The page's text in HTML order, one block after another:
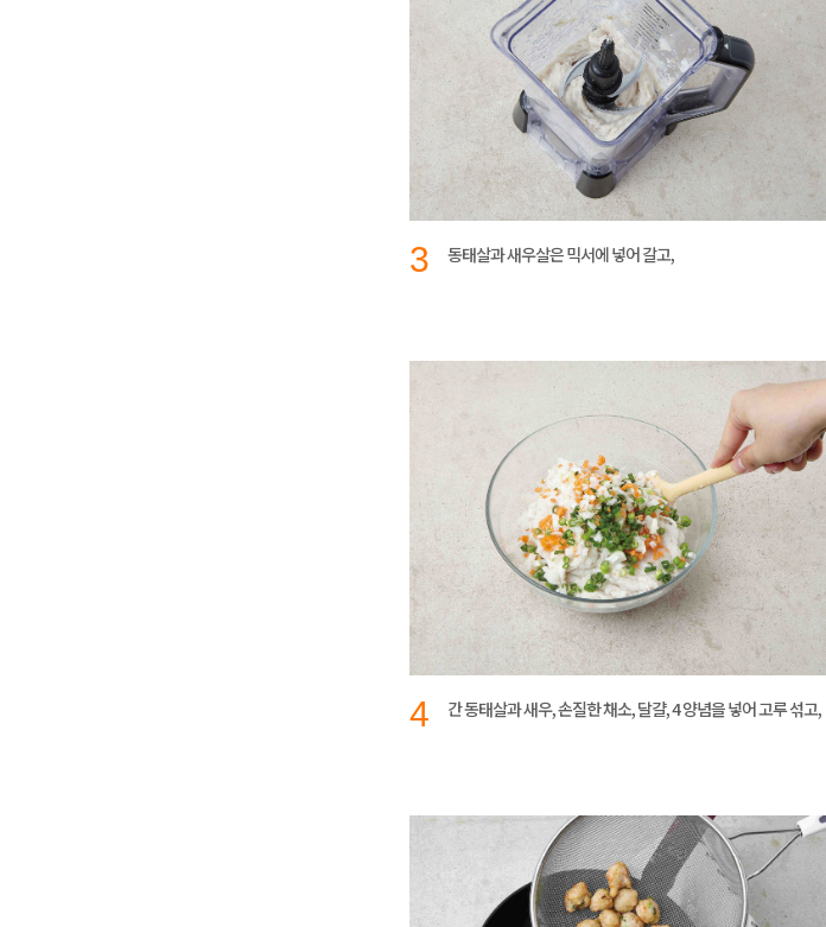
3 동태살과 새우살은 믹서에 넣어 갈고,
4 간 동태살과 새우, 손질한 채소, 달걀, 4 양념을 넣어 고루 섞고,